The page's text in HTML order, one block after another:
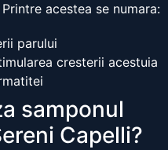
acestea se numara:
parului
cresterii acestuia
samponul
Capelli?